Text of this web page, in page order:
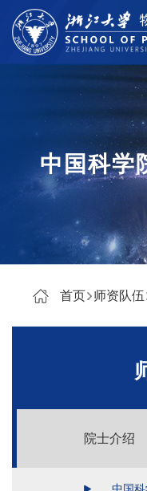
中国科学
首页 师资队伍
院士介绍